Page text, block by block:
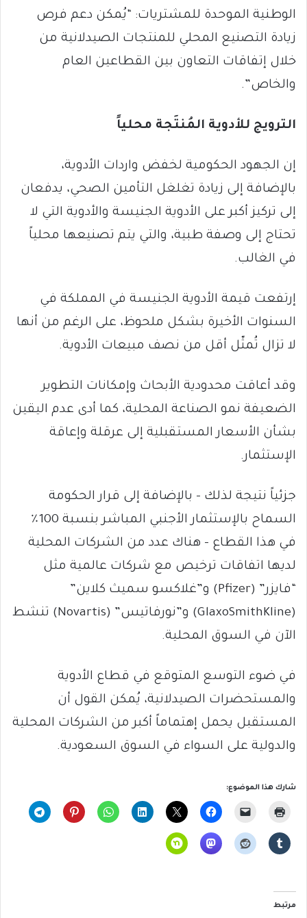
الوطنية الموحدة للمشتريات: “يُمكن دعم فرص
زيادة التصنيع المحلي للمنتجات الصيدلانية من
خلال إتفاقات التعاون بين القطاعين العام
والخاص”.
الترويج للأدوية المُنتَجة محلياً
إن الجهود الحكومية لخفض واردات الأدوية،
بالإضافة إلى زيادة تغلغل التأمين الصحي، يدفعان
إلى تركيز أكبر على الأدوية الجنيسة والأدوية التي لا
تحتاج إلى وصفة طبية، والتي يتم تصنيعها محلياً
في الغالب.
إرتفعت قيمة الأدوية الجنيسة في المملكة في
السنوات الأخيرة بشكل ملحوظ، على الرغم من أنها
لا تزال تُمثّل أقل من نصف مبيعات الأدوية.
وقد أعاقت محدودية الأبحاث وإمكانات التطوير
الضعيفة نمو الصناعة المحلية، كما أدى عدم اليقين
بشأن الأسعار المستقبلية إلى عرقلة وإعاقة
الإستثمار.
جزئياً نتيجة لذلك – بالإضافة إلى قرار الحكومة
السماح بالإستثمار الأجنبي المباشر بنسبة 100٪
في هذا القطاع – هناك عدد من الشركات المحلية
لديها اتفاقات ترخيص مع شركات عالمية مثل
“فايزر” (Pfizer) و”غلاكسو سميث كلاين”
(GlaxoSmithKline) و”نورفاتيس” (Novartis) تنشط
الآن في السوق المحلية.
في ضوء التوسع المتوقع في قطاع الأدوية
والمستحضرات الصيدلانية، يُمكن القول أن
المستقبل يحمل إهتماماً أكبر من الشركات المحلية
والدولية على السواء في السوق السعودية.
شارك هذا الموضوع:
مرتبط